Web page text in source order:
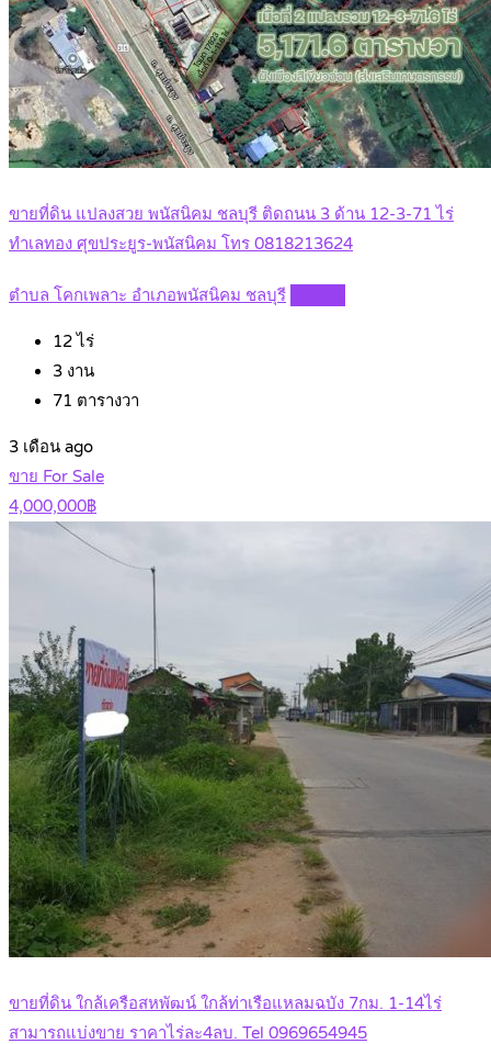
ขายที่ดิน แปลงสวย พนัสนิคม ชลบุรี ติดถนน 3 ด้าน 12-3-71 ไร่
ทำเลทอง ศุขประยูร-พนัสนิคม โทร 0818213624
ตำบล โคกเพลาะ อำเภอพนัสนิคม ชลบุรี
12ไร่
3 งาน
71 ตารางวา
3 เดือน ago
ขาย For Sale
4,000,000฿
ขายที่ดิน ใกล้เครือสหพัฒน์ ใกล้ท่าเรือแหลมฉบัง 7กม. 1-14ไร่
สามารถแบ่งขาย ราคาไร่ละ4ลบ. Tel 0969654945